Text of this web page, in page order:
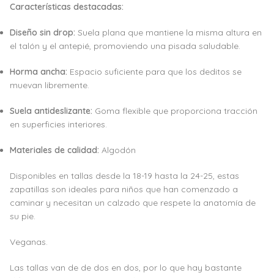
Características destacadas:
Diseño sin drop: Suela plana que mantiene la misma altura en
el talón y el antepié, promoviendo una pisada saludable.
Horma ancha: Espacio suficiente para que los deditos se
muevan libremente.
Suela antideslizante: Goma flexible que proporciona tracción
en superficies interiores.
Materiales de calidad: Algodón
Disponibles en tallas desde la 18-19 hasta la 24-25, estas
zapatillas son ideales para niños que han comenzado a
caminar y necesitan un calzado que respete la anatomía de
su pie.
Veganas.
Las tallas van de de dos en dos, por lo que hay bastante